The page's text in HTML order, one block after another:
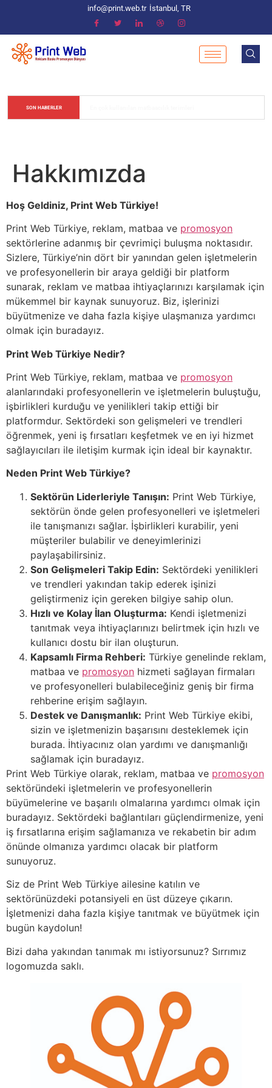
info@print.web.tr İstanbul, TR
SON HABERLER
Hakkımızda
Hoş Geldiniz, Print Web Türkiye!
Print Web Türkiye, reklam, matbaa ve promosyon
sektörlerine adanmış bir çevrimiçi buluşma noktasıdır.
Sizlere, Türkiye’nin dört bir yanından gelen işletmelerin
ve profesyonellerin bir araya geldiği bir platform
sunarak, reklam ve matbaa ihtiyaçlarınızı karşılamak için
mükemmel bir kaynak sunuyoruz. Biz, işlerinizi
büyütmenize ve daha fazla kişiye ulaşmanıza yardımcı
olmak için buradayız.
Print Web Türkiye Nedir?
Print Web Türkiye, reklam, matbaa ve promosyon
alanlarındaki profesyonellerin ve işletmelerin buluştuğu,
işbirlikleri kurduğu ve yenilikleri takip ettiği bir
platformdur. Sektördeki son gelişmeleri ve trendleri
öğrenmek, yeni iş fırsatları keşfetmek ve en iyi hizmet
sağlayıcıları ile iletişim kurmak için ideal bir kaynaktır.
Neden Print Web Türkiye?
Sektörün Liderleriyle Tanışın: Print Web Türkiye,
sektörün önde gelen profesyonelleri ve işletmeleri
ile tanışmanızı sağlar. İşbirlikleri kurabilir, yeni
müşteriler bulabilir ve deneyimlerinizi
paylaşabilirsiniz.
Son Gelişmeleri Takip Edin: Sektördeki yenilikleri
ve trendleri yakından takip ederek işinizi
geliştirmeniz için gereken bilgiye sahip olun.
Hızlı ve Kolay İlan Oluşturma: Kendi işletmenizi
tanıtmak veya ihtiyaçlarınızı belirtmek için hızlı ve
kullanıcı dostu bir ilan oluşturun.
Kapsamlı Firma Rehberi: Türkiye genelinde reklam,
matbaa ve promosyon hizmeti sağlayan firmaları
ve profesyonelleri bulabileceğiniz geniş bir firma
rehberine erişim sağlayın.
Destek ve Danışmanlık: Print Web Türkiye ekibi,
sizin ve işletmenizin başarısını desteklemek için
burada. İhtiyacınız olan yardımı ve danışmanlığı
sağlamak için buradayız.
Print Web Türkiye olarak, reklam, matbaa ve promosyon
sektöründeki işletmelerin ve profesyonellerin
büyümelerine ve başarılı olmalarına yardımcı olmak için
buradayız. Sektördeki bağlantıları güçlendirmenize, yeni
iş fırsatlarına erişim sağlamanıza ve rekabetin bir adım
önünde olmanıza yardımcı olacak bir platform
sunuyoruz.
Siz de Print Web Türkiye ailesine katılın ve
sektörünüzdeki potansiyeli en üst düzeye çıkarın.
İşletmenizi daha fazla kişiye tanıtmak ve büyütmek için
bugün kaydolun!
Bizi daha yakından tanımak mı istiyorsunuz? Sırrımız
logomuzda saklı.